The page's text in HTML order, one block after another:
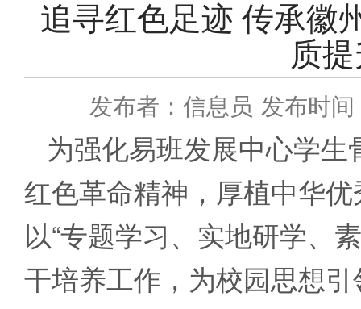
追寻红色足迹 传承徽
质
发布者：信息员 发布时
为强化易班发展中心学
红色革命精神，厚植中华
以“专题学习、实地研学、
干培养工作，为校园思想